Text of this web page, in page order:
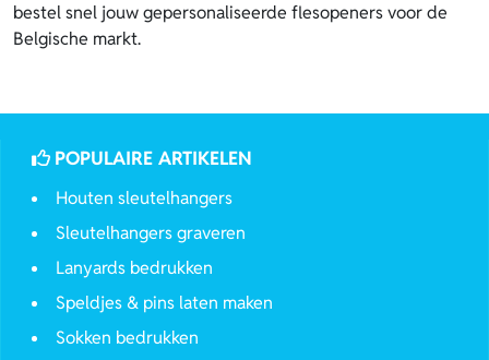
bestel snel jouw gepersonaliseerde flesopeners voor de
Belgische markt.
POPULAIRE ARTIKELEN
Houten sleutelhangers
Sleutelhangers graveren
Lanyards bedrukken
Speldjes & pins laten maken
Sokken bedrukken